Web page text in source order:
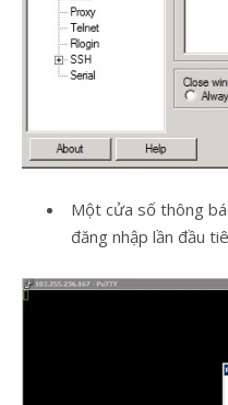
Một cửa số thông
đăng nhập lần đầu